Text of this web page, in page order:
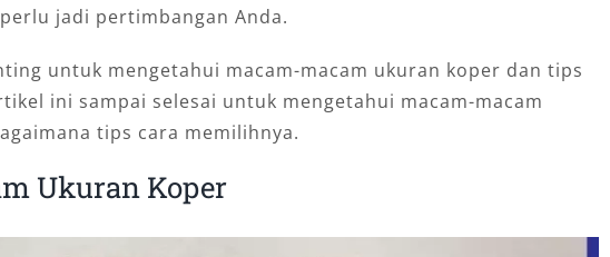
jadi pertimbangan Anda.
untuk mengetahui macam-macam ukuran koper dan tips
ini sampai selesai untuk mengetahui macam-macam
tips cara memilihnya.
Ukuran Koper